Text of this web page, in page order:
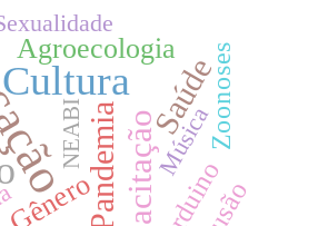
Cultura
Pandemia
Saúde
Agroecologia
Gênero
Zoonoses
Arduino
Música
NEABI